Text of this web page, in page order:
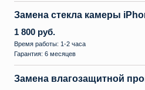
Замена стекла камеры
1 800 руб.
Время работы: 1-2 часа
Гарантия: 6 месяцев
Замена влагозащитной